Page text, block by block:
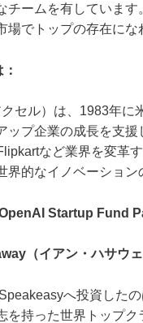
チームを有しています
場でトップの存在にな
セル）は、1983年に
ップ企業の成長を支
など業界を変革
界的なイノベーション
Startup Fund
（イアン・ハサウ
へ投資した
を持った世界トップ